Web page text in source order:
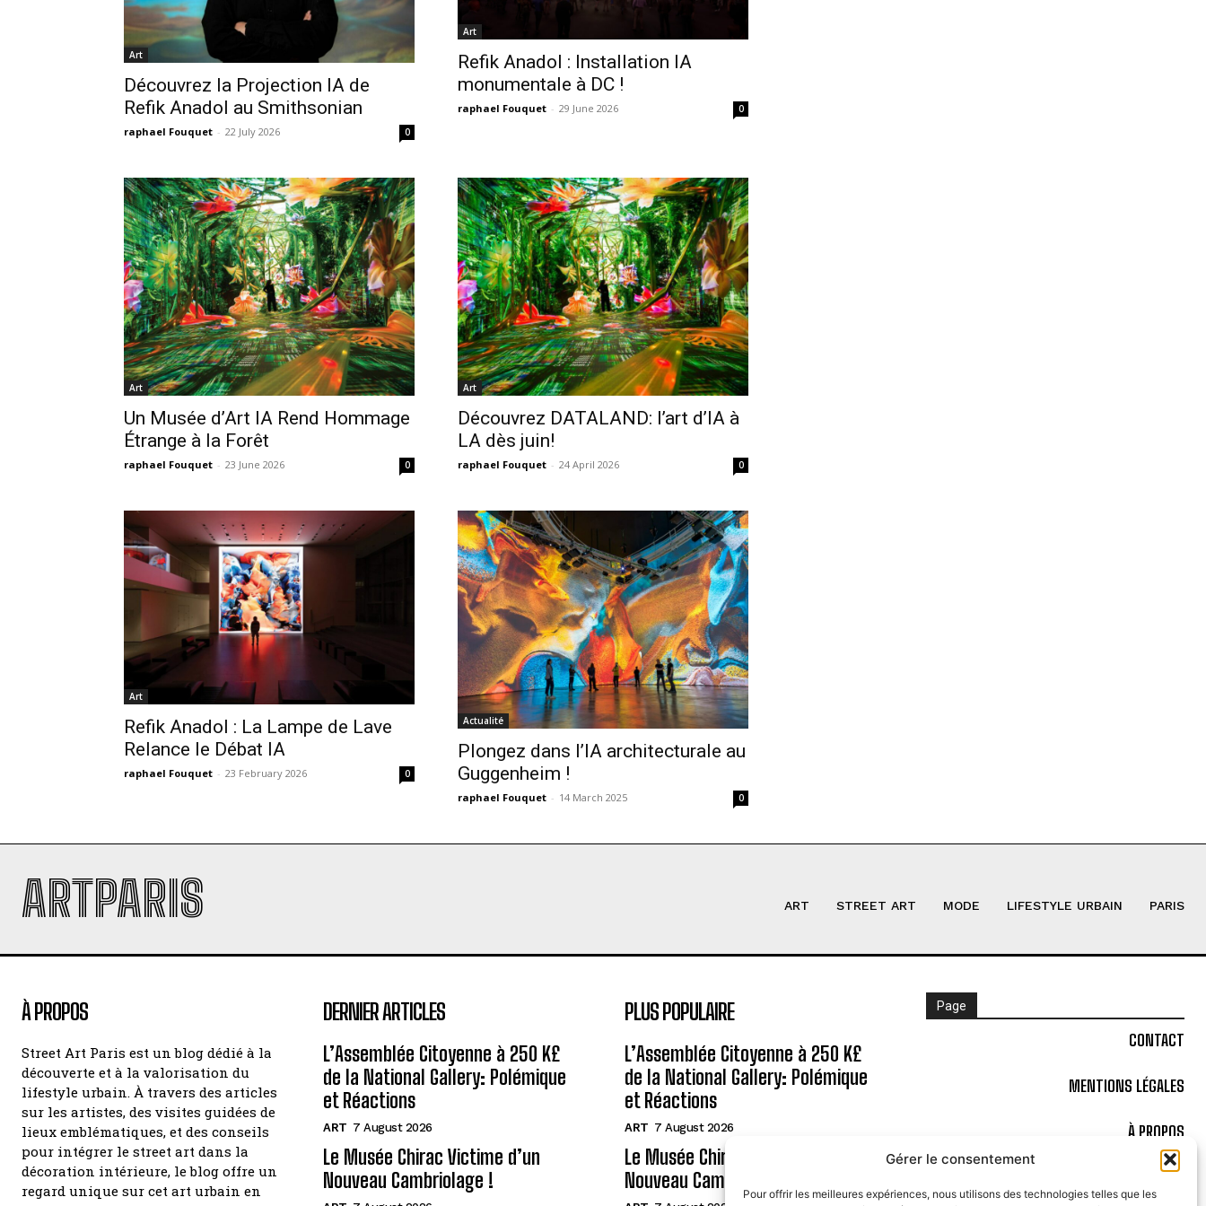
Gérer le consentement
Pour offrir les meilleures expériences, nous utilisons des technologies telles que les
Art
Découvrez la Projection IA de
Refik Anadol au Smithsonian
raphael Fouquet - 22 July 2026 0
Art
Refik Anadol : Installation IA
monumentale à DC !
raphael Fouquet - 29 June 2026 0
Art
Un Musée d’Art IA Rend Hommage
Étrange à la Forêt
raphael Fouquet - 23 June 2026 0
Art
Découvrez DATALAND: l’art d’IA à
LA dès juin!
raphael Fouquet - 24 April 2026 0
Art
Refik Anadol : La Lampe de Lave
Relance le Débat IA
raphael Fouquet - 23 February 2026 0
Actualité
Plongez dans l’IA architecturale au
Guggenheim !
raphael Fouquet - 14 March 2025 0
ARTPARIS ART STREET ART MODE LIFESTYLE URBAIN PARIS
À PROPOS
Street Art Paris est un blog dédié à la
découverte et à la valorisation du
lifestyle urbain. À travers des articles
sur les artistes, des visites guidées de
lieux emblématiques, et des conseils
pour intégrer le street art dans la
décoration intérieure, le blog offre un
regard unique sur cet art urbain en
DERNIER ARTICLES
L’Assemblée Citoyenne à 250 K£
de la National Gallery: Polémique
et Réactions
ART 7 August 2026
Le Musée Chirac Victime d’un
Nouveau Cambriolage !
PLUS POPULAIRE
L’Assemblée Citoyenne à 250 K£
de la National Gallery: Polémique
et Réactions
ART 7 August 2026
Le Musée Chirac Victime d’un
Nouveau Cambriolage !
Page
CONTACT
MENTIONS LÉGALES
À PROPOS
POLITIQUE DE COOKIES (UE)